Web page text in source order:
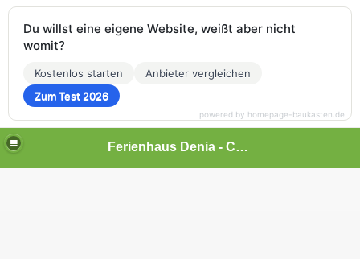
Ferienhaus Denia - Costa Blanca
Du willst eine eigene Website, weißt aber nicht
womit?
Kostenlos starten
Anbieter vergleichen
Zum Test 2026
powered by homepage-baukasten.de